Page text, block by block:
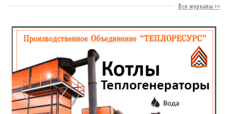
Все журналы